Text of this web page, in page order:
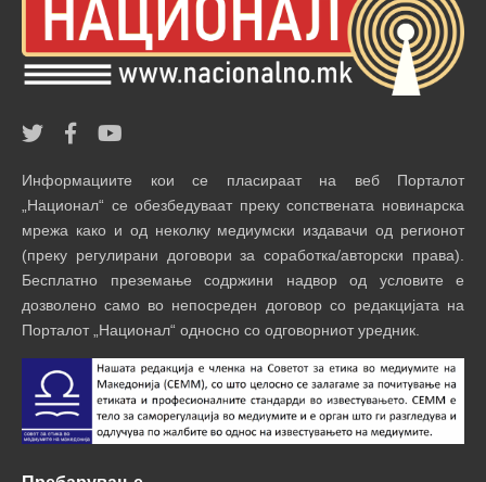
Информациите кои се пласираат на веб Порталот
„Национал“ се обезбедуваат преку сопствената новинарска
мрежа како и од неколку медиумски издавачи од регионот
(преку регулирани договори за соработка/авторски права).
Бесплатно преземање содржини надвор од условите е
дозволено само во непосреден договор со редакцијата на
Порталот „Национал“ односно со одговорниот уредник.